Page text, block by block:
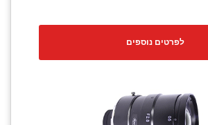
AV
לפרטים נוספים